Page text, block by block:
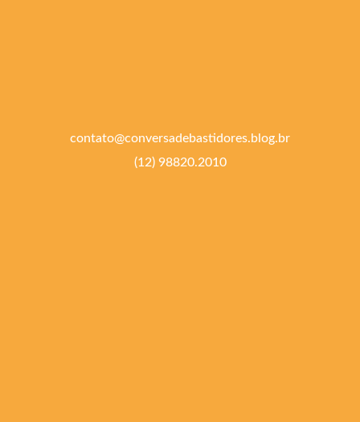
contato@conversadebastidores.blog.br
(12) 98820.2010